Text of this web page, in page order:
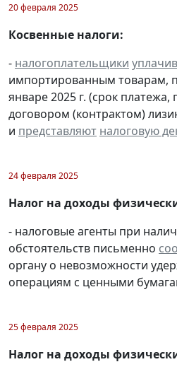
20 февраля 2025
Косвенные налоги:
- налогоплательщики
импортированным товарам,
январе 2025 г. (срок
договором (контрактом)
и представляют налоговую
24 февраля 2025
Налог на доходы
- налоговые агенты при
обстоятельств письменно
органу о невозможности
операциям с ценными
25 февраля 2025
Налог на доходы